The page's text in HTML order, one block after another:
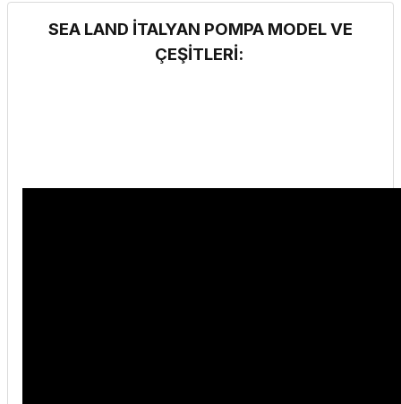
SEA LAND İTALYAN POMPA MODEL VE
ÇEŞİTLERİ: